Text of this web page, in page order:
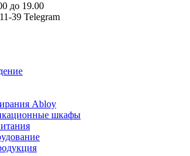
до 19.00
39 Telegram
Abloy
шкафы